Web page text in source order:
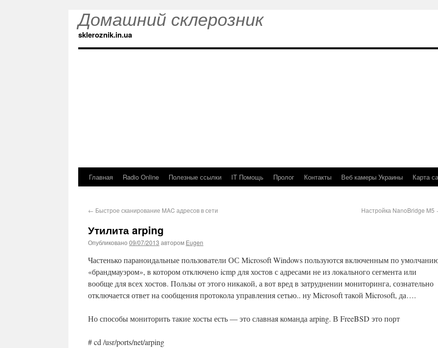
Домашний склерозник
skleroznik.in.ua
Главная Radio Online Полезные ссылки IT Помощь Пролог Контакты Веб камеры Украины Карта
← Быстрое сканирование MAC адресов в сети Настройка NanoBridge M5
Утилита arping
Опубликовано 09/07/2013 автором Eugen
Частенько параноидальные пользователи ОС Microsoft Windows пользуются включенным по
«брандмауэром», в котором отключено icmp для хостов с адресами не из локального сегмента или
вообще для всех хостов. Пользы от этого никакой, а вот вред в затруднении мониторинга, сознательно
отключается ответ на сообщения протокола управления сетью.. ну Microsoft такой Microsoft, да….
Но способы мониторить такие хосты есть — это славная команда arping. В FreeBSD это порт
# cd /usr/ports/net/arping